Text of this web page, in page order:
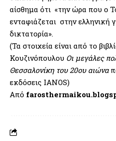
αίσθημα ότι «την ώρα που ο
ενταφιάζεται στην ελληνική
δικτατορία».
(Τα στοιχεία είναι από το
Κουζινόπουλου Οι μεγάλες
Θεσσαλονίκη του 20ου αιώνα
εκδόσεις IANOS)
Από